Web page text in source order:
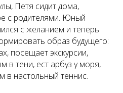
Петя сидит дома,
с родителями. Юный
с желанием и теперь
образ будущего:
посещает экскурсии,
в тени, ест арбуз у моря,
в настольный теннис.